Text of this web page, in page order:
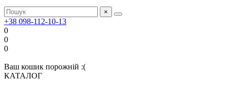
×
+38 098-112-10-13
0
0
0
Ваш кошик порожній :(
КАТАЛОГ